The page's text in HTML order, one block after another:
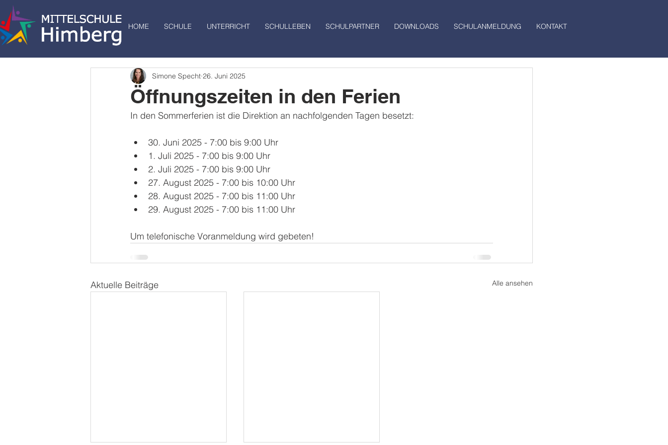
HOME SCHULE UNTERRICHT SCHULLEBEN SCHULPARTNER DOWNLOADS SCHULANMELDUNG KONTAKT
Öffnungszeiten in den Ferien
Simone Specht 26. Juni 2025
In den Sommerferien ist die Direktion an nachfolgenden Tagen besetzt:
30. Juni 2025 - 7:00 bis 9:00 Uhr
1. Juli 2025 - 7:00 bis 9:00 Uhr
2. Juli 2025 - 7:00 bis 9:00 Uhr
27. August 2025 - 7:00 bis 10:00 Uhr
28. August 2025 - 7:00 bis 11:00 Uhr
29. August 2025 - 7:00 bis 11:00 Uhr
Um telefonische Voranmeldung wird gebeten!
Aktuelle Beiträge Alle ansehen